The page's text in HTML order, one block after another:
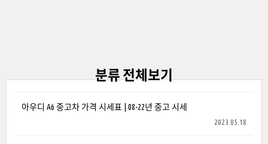
분류 전체보기
아우디 A6 중고차 가격 시세표 | 08-22년 중고 시세
2023.05.18